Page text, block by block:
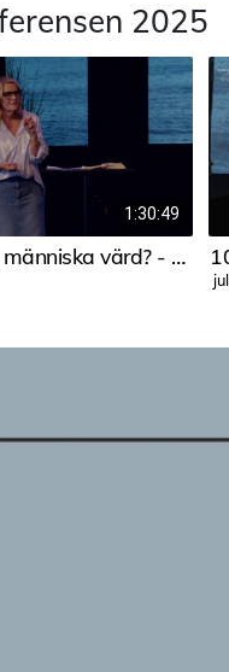
2025
1:30:49
Vad är en människa värd? - Anna Ahlström